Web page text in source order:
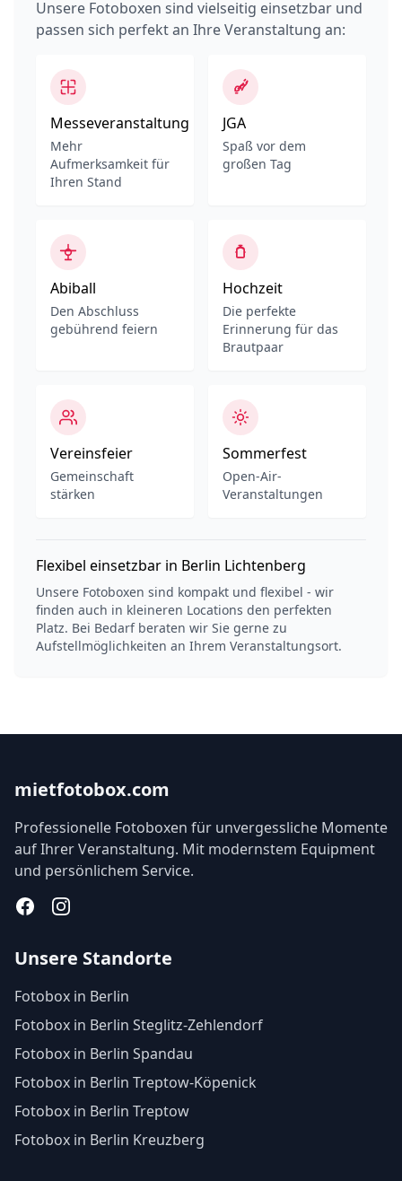
Unsere Fotoboxen sind vielseitig einsetzbar und
passen sich perfekt an Ihre Veranstaltung an:
Messeveranstaltung
Mehr
Aufmerksamkeit für
Ihren Stand
JGA
Spaß vor dem
großen Tag
Abiball
Den Abschluss
gebührend feiern
Hochzeit
Die perfekte
Erinnerung für das
Brautpaar
Vereinsfeier
Gemeinschaft
stärken
Sommerfest
Open-Air-
Veranstaltungen
Flexibel einsetzbar in Berlin Lichtenberg
Unsere Fotoboxen sind kompakt und flexibel - wir
finden auch in kleineren Locations den perfekten
Platz. Bei Bedarf beraten wir Sie gerne zu
Aufstellmöglichkeiten an Ihrem Veranstaltungsort.
mietfotobox.com
Professionelle Fotoboxen für unvergessliche Momente
auf Ihrer Veranstaltung. Mit modernstem Equipment
und persönlichem Service.
FacebookInstagram
Unsere Standorte
Fotobox in Berlin
Fotobox in Berlin Steglitz-Zehlendorf
Fotobox in Berlin Spandau
Fotobox in Berlin Treptow-Köpenick
Fotobox in Berlin Treptow
Fotobox in Berlin Kreuzberg